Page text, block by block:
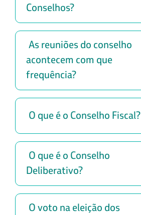
Conselhos?
As reuniões do conselho
acontecem com que
frequência?
O que é o Conselho Fiscal?
O que é o Conselho
Deliberativo?
O voto na eleição dos